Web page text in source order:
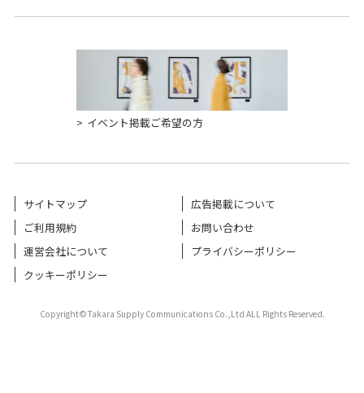
イベント掲載ご希望の方
サイトマップ
広告掲載について
ご利用規約
お問い合わせ
運営会社について
プライバシーポリシー
クッキーポリシー
Copyright©Takara Supply Communications Co.,Ltd ALL Rights Reserved.